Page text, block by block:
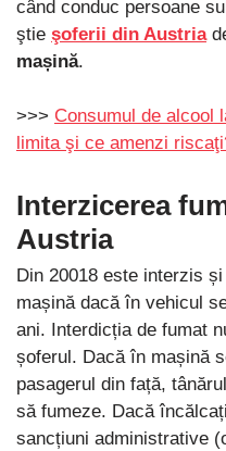
când conduc persoane
ştie şoferii din Austria
mașină.
>>> Consumul de alcool
limita şi ce amenzi
Interzicerea
Austria
Din 20018 este interzis
mașină dacă în vehicul
ani. Interdicția de fumat
șoferul. Dacă în mașină
pasagerul din față,
să fumeze. Dacă
sancțiuni administrative